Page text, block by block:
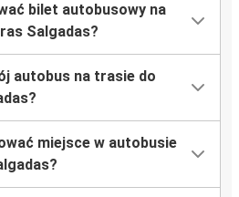
bilet autobusowy na
Salgadas?
autobus na trasie do
miejsce w autobusie